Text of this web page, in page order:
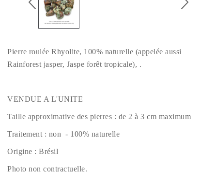
Pierre roulée Rhyolite, 100% naturelle (appelée aussi
Rainforest jasper, Jaspe forêt tropicale), .
VENDUE A L'UNITE
Taille approximative des pierres : de 2 à 3 cm maximum
Traitement : non - 100% naturelle
Origine : Brésil
Photo non contractuelle.